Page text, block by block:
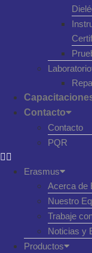
Laboratorio
Contacto
Contacto
PQR
Erasmus
Acerca de
Nuestro
Trabaje
Noticias y
Productos